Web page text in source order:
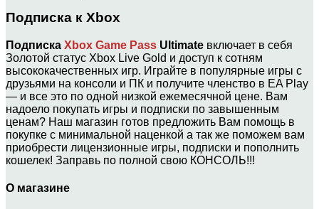
Подписка к Xbox
Подписка Xbox Game Pass Ultimate включает в себя
Золотой статус Xbox Live Gold и доступ к сотням
высококачественных игр. Играйте в популярные игры с
друзьями на консоли и ПК и получите членство в EA Play
— и все это по одной низкой ежемесячной цене. Вам
надоело покупать игры и подписки по завышенным
ценам? Наш магазин готов предложить Вам помощь в
покупке с минимальной наценкой а так же поможем вам
приобрести лицензионные игры, подписки и пополнить
кошелек! Заправь по полной свою КОНСОЛЬ!!!
О магазине